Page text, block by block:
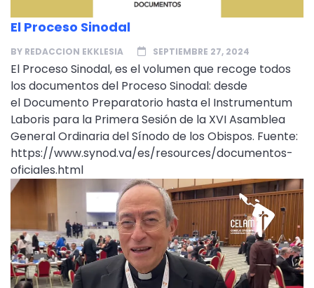
El Proceso Sinodal
BY REDACCION EKKLESIA SEPTIEMBRE 27, 2024
El Proceso Sinodal, es el volumen que recoge todos
los documentos del Proceso Sinodal: desde
el Documento Preparatorio hasta el Instrumentum
Laboris para la Primera Sesión de la XVI Asamblea
General Ordinaria del Sínodo de los Obispos. Fuente:
https://www.synod.va/es/resources/documentos-
oficiales.html